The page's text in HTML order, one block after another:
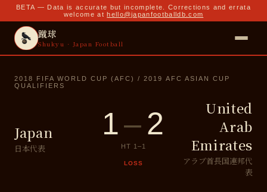
BETA — Data is accurate but incomplete. Corrections and errata
welcome at hello@japanfootballdb.com
蹴球
Shukyu · Japan Football
2018 FIFA WORLD CUP (AFC) / 2019 AFC ASIAN CUP
QUALIFIERS
Japan
日本代表
1–2
HT 1 –1
LOSS
United
Arab
Emirates
アラブ首長国連邦代
表